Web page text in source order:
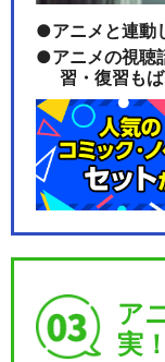
アニメと連動
アニメの視聴
習・復習も
ア
実！